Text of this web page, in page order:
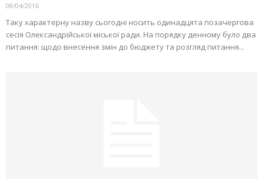
08/04/2016
Таку характерну назву сьогодні носить одинадцята позачергова
сесія Олександрійської міської ради. На порядку денному було два
питання: щодо внесення змін до бюджету та розгляд питання...